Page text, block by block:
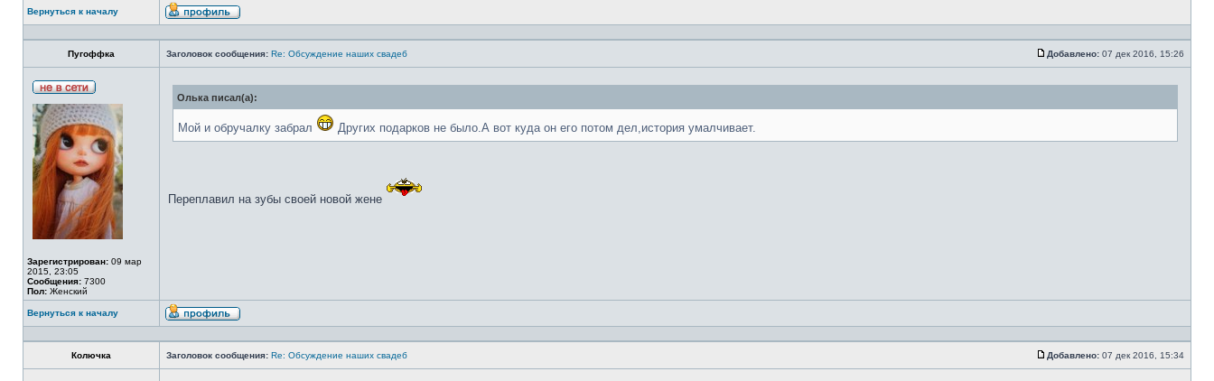
Вернуться к началу
Пугоффка Заголовок сообщения: Re: Обсуждение наших свадеб Добавлено: 07 дек 2016, 15:26
Зарегистрирован: 09 мар
2015, 23:05
Сообщения: 7300
Пол: Женский
Олька писал(а):
Мой и обручалку забрал Других подарков не было.А вот куда он его потом дел,история умалчивает.
Переплавил на зубы своей новой жене
Вернуться к началу
Колючка Заголовок сообщения: Re: Обсуждение наших свадеб Добавлено: 07 дек 2016, 15:34